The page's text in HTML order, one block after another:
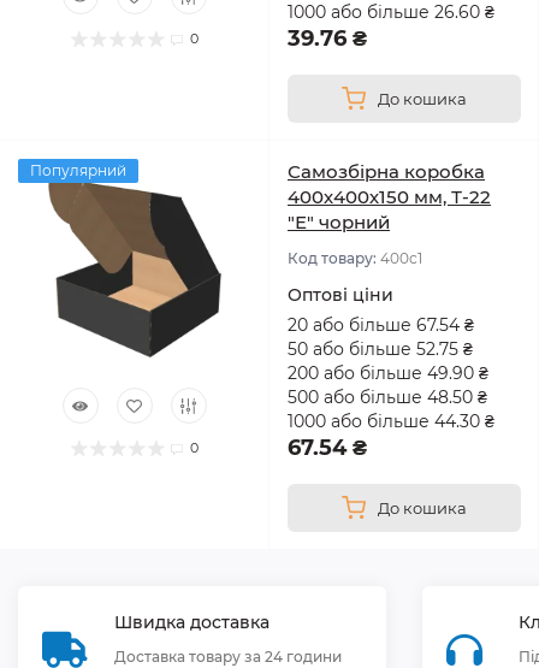
0
1000 або більше 26.60 ₴
39.76 ₴
До кошика
Популярний
0
Самозбірна коробка
400х400х150 мм, Т-22
"Е" чорний
Код товару: 400с1
Оптові ціни
20 або більше 67.54 ₴
50 або більше 52.75 ₴
200 або більше 49.90 ₴
500 або більше 48.50 ₴
1000 або більше 44.30 ₴
67.54 ₴
До кошика
Швидка доставка
Доставка товару за 24 години